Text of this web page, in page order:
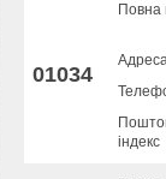
01034
Повна
індекс